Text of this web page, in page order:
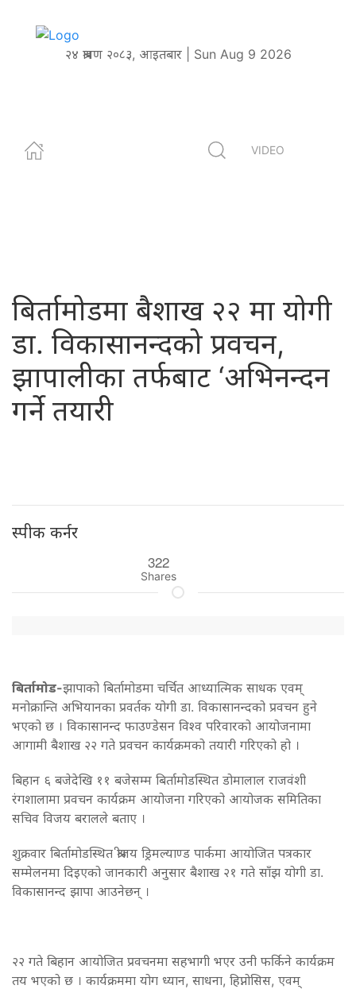
२४ श्रावण २०८३, आइतबार | Sun Aug 9 2026
VIDEO
बिर्तामोडमा बैशाख २२ मा योगी
डा. विकासानन्दको प्रवचन,
झापालीका तर्फबाट ‘अभिनन्दन
गर्ने तयारी
स्पीक कर्नर
322
Shares
बिर्तामोड-झापाको बिर्तामोडमा चर्चित आध्यात्मिक साधक एवम्
मनोक्रान्ति अभियानका प्रवर्तक योगी डा. विकासानन्दको प्रवचन हुने
भएको छ । विकासानन्द फाउण्डेसन विश्व परिवारको आयोजनामा
आगामी बैशाख २२ गते प्रवचन कार्यक्रमको तयारी गरिएको हो ।
बिहान ६ बजेदेखि ११ बजेसम्म बिर्तामोडस्थित डोमालाल राजवंशी
रंगशालामा प्रवचन कार्यक्रम आयोजना गरिएको आयोजक समितिका
सचिव विजय बरालले बताए ।
शुक्रवार बिर्तामोडस्थित श्रीजय ड्रिमल्याण्ड पार्कमा आयोजित पत्रकार
सम्मेलनमा दिइएको जानकारी अनुसार बैशाख २१ गते साँझ योगी डा.
विकासानन्द झापा आउनेछन् ।
२२ गते बिहान आयोजित प्रवचनमा सहभागी भएर उनी फर्किने कार्यक्रम
तय भएको छ । कार्यक्रममा योग ध्यान, साधना, हिप्नोसिस, एवम्